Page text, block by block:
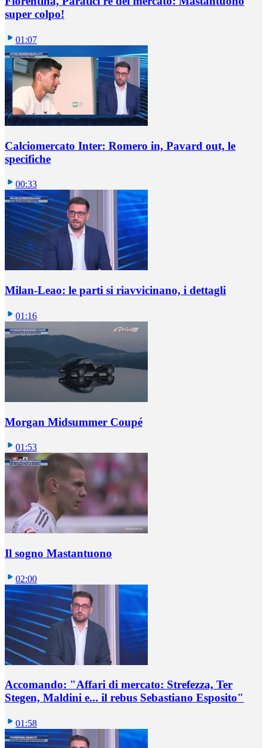
super colpo!
01:07
Calciomercato Inter: Romero in, Pavard out, le
specifiche
00:33
Milan-Leao: le parti si riavvicinano, i dettagli
01:16
Morgan Midsummer Coupé
01:53
Il sogno Mastantuono
02:00
Accomando: "Affari di mercato: Strefezza, Ter
Stegen, Maldini e... il rebus Sebastiano Esposito"
01:58